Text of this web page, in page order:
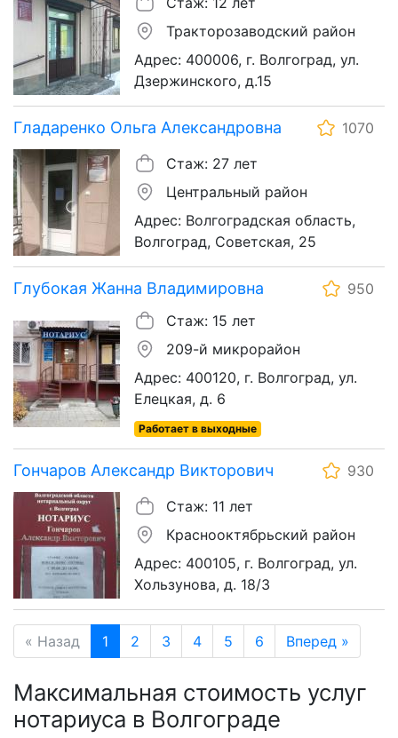
Тракторозаводский район
Адрес: 400006, г. Волгоград, ул.
Дзержинского, д.15
Гладаренко Ольга Александровна
1070
Стаж: 27 лет
Центральный район
Адрес: Волгоградская область,
Волгоград, Советская, 25
Глубокая Жанна Владимировна
950
Стаж: 15 лет
209-й микрорайон
Адрес: 400120, г. Волгоград, ул.
Елецкая, д. 6
Работает в выходные
Гончаров Александр Викторович
930
Стаж: 11 лет
Краснооктябрьский район
Адрес: 400105, г. Волгоград, ул.
Хользунова, д. 18/3
« Назад 1 2 3 4 5 6 Вперед »
Максимальная стоимость услуг
нотариуса в Волгограде